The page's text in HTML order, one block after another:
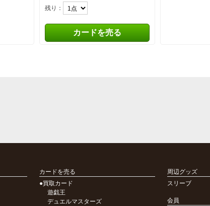
残り：
カードを売る
カードを売る
●買取カード
遊戯王
デュエルマスターズ
周辺グッズ
スリーブ
会員